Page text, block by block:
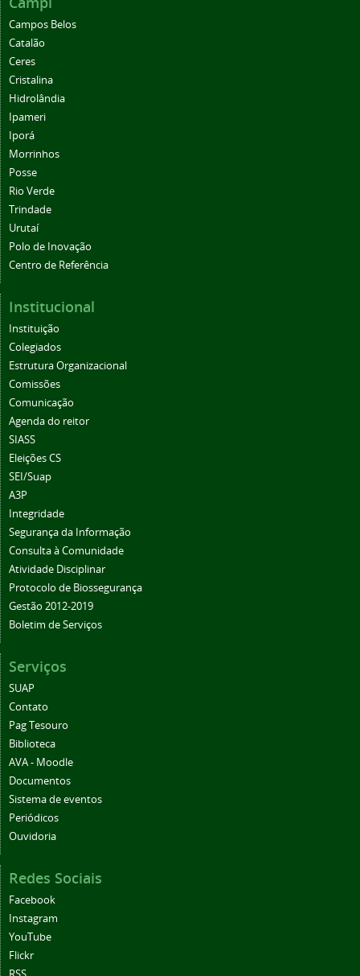
Campos Belos
Catalão
Ceres
Cristalina
Hidrolândia
Ipameri
Iporá
Morrinhos
Posse
Rio Verde
Trindade
Urutaí
Polo de Inovação
Centro de Referência
Institucional
Instituição
Colegiados
Estrutura Organizacional
Comissões
Comunicação
Agenda do reitor
SIASS
Eleições CS
SEI/Suap
A3P
Integridade
Segurança da Informação
Consulta à Comunidade
Atividade Disciplinar
Protocolo de Biossegurança
Gestão 2012-2019
Boletim de Serviços
Serviços
SUAP
Contato
Pag Tesouro
Biblioteca
AVA - Moodle
Documentos
Sistema de eventos
Periódicos
Ouvidoria
Redes Sociais
Facebook
Instagram
YouTube
Flickr